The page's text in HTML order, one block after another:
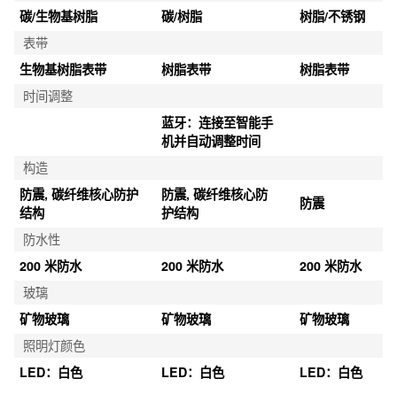
碳/生物基树脂
碳/树脂
树脂/不锈钢
表带
生物基树脂表带
树脂表带
树脂表带
时间调整
蓝牙：连接至智能手
机并自动调整时间
构造
防震, 碳纤维核心防护
结构
防震, 碳纤维核心防
护结构
防震
防水性
200 米防水
200 米防水
200 米防水
玻璃
矿物玻璃
矿物玻璃
矿物玻璃
照明灯颜色
LED：白色
LED：白色 LED：白色